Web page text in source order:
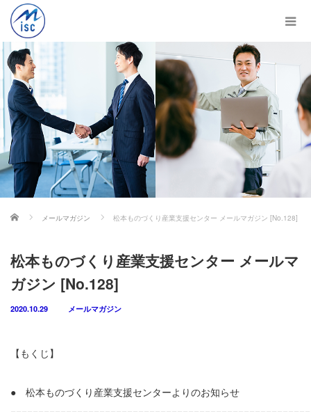
ホーム メールマガジン 松本ものづくり産業支援センター メールマガジン [No.128]
松本ものづくり産業支援センター メールマ
ガジン [No.128]
2020.10.29 メールマガジン
【もくじ】
● 松本ものづくり産業支援センターよりのお知らせ